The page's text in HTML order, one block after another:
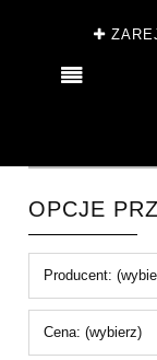
OPCJE
Producent:
Cena: (wybierz)